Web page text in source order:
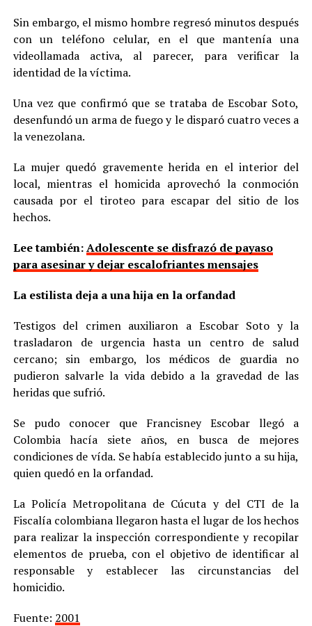
Sin embargo, el mismo hombre regresó minutos después
con un teléfono celular, en el que mantenía una
videollamada activa, al parecer, para verificar la
identidad de la víctima.
Una vez que confirmó que se trataba de Escobar Soto,
desenfundó un arma de fuego y le disparó cuatro veces a
la venezolana.
La mujer quedó gravemente herida en el interior del
local, mientras el homicida aprovechó la conmoción
causada por el tiroteo para escapar del sitio de los
hechos.
Lee también:Adolescente se disfrazó de payaso
para asesinar y dejar escalofriantes mensajes
La estilista deja a una hija en la orfandad
Testigos del crimen auxiliaron a Escobar Soto y la
trasladaron de urgencia hasta un centro de salud
cercano; sin embargo, los médicos de guardia no
pudieron salvarle la vida debido a la gravedad de las
heridas que sufrió.
Se pudo conocer que Francisney Escobar llegó a
Colombia hacía siete años, en busca de mejores
condiciones de vída. Se había establecido junto a su hija,
quien quedó en la orfandad.
La Policía Metropolitana de Cúcuta y del CTI de la
Fiscalía colombiana llegaron hasta el lugar de los hechos
para realizar la inspección correspondiente y recopilar
elementos de prueba, con el objetivo de identificar al
responsable y establecer las circunstancias del
homicidio.
Fuente: 2001